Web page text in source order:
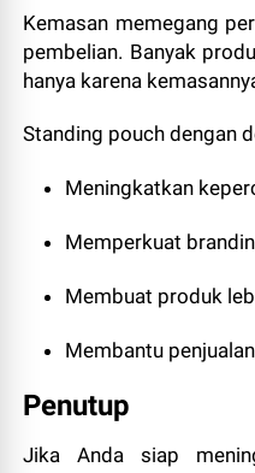
Kemasan memegang
pembelian. Banyak
hanya karena
Standing pouch dengan
Meningkatkan
Memperkuat
Membuat produk
Membantu
Penutup
Jika Anda siap